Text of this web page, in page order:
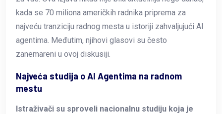
kada se 70 miliona američkih radnika priprema za
najveću tranziciju radnog mesta u istoriji zahvaljujući AI
agentima. Međutim, njihovi glasovi su često
zanemareni u ovoj diskusiji.
Najveća studija o AI Agentima na radnom
mestu
Istraživači su sproveli nacionalnu studiju koja je